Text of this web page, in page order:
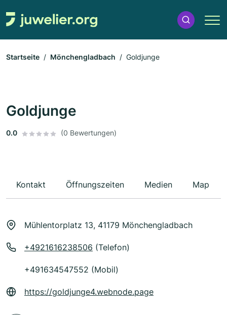
Startseite Mönchengladbach Goldjunge
Goldjunge
0.0 (0 Bewertungen)
Kontakt Öffnungszeiten Medien Map
Mühlentorplatz 13, 41179 Mönchengladbach
+4921616238506 (Telefon)
+491634547552 (Mobil)
https://goldjunge4.webnode.page